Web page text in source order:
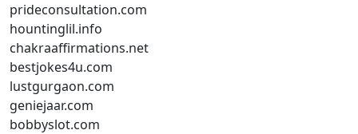
prideconsultation.com
hountinglil.info
chakraaffirmations.net
bestjokes4u.com
lustgurgaon.com
geniejaar.com
bobbyslot.com